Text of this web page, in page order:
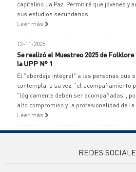
capitalino La Paz. Permitirá que jóvenes y
sus estudios secundarios.
Leer más
13-11-2025
Se realizó el Muestreo 2025 de Folklore
la UPP N° 1
El "abordaje integral" a las personas que
contempla, a su vez, "el acompañamiento
"lógicamente deben ser acompañadas",
alto compromiso y la profesionalidad de la
Leer más
REDES